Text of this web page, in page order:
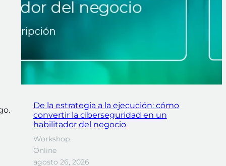
De la estrategia a la ejecución: cómo
convertir la ciberseguridad en un
habilitador del negocio
Workshop
Online
agosto 26, 2026